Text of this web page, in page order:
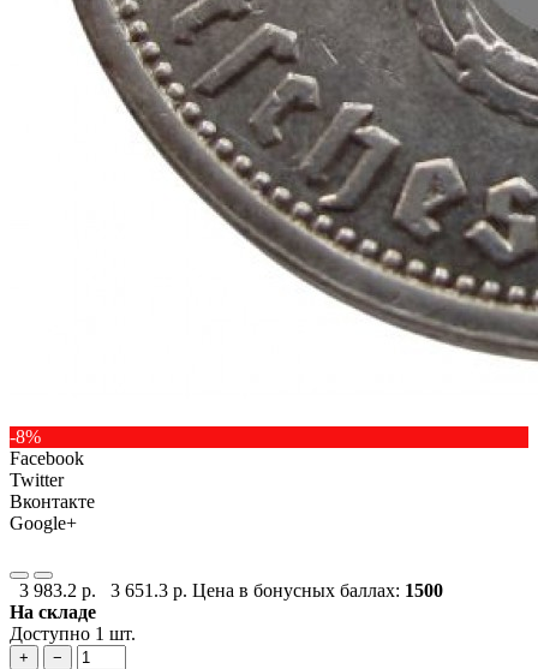
-8%
Facebook
Twitter
Вконтакте
Google+
3 983.2 р. 3 651.3 р. Цена в бонусных баллах: 1500
На складе
Доступно 1 шт.
+
−